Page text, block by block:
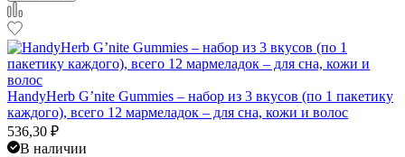
HandyHerb G’nite Gummies – набор из 3 вкусов (по 1 пакетику
каждого), всего 12 мармеладок – для сна, кожи и волос
536,30 ₽
В наличии